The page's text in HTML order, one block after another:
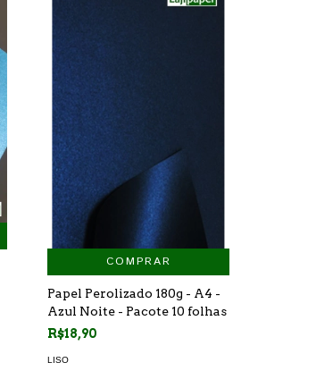
COMPRAR
Papel Perolizado 180g - A4 -
Azul Noite - Pacote 10 folhas
R$18,90
LISO